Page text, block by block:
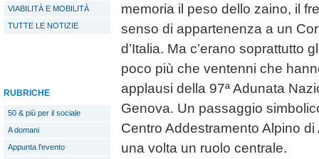
VIABILITÀ E MOBILITÀ
TUTTE LE NOTIZIE
RUBRICHE
50 & più per il sociale
A domani
Appunta l'evento
memoria il peso dello zaino, il
senso di appartenenza a un
d’Italia. Ma c’erano soprattutto
poco più che ventenni che
applausi della 97ª Adunata
Genova. Un passaggio
Centro Addestramento Alpino
una volta un ruolo centrale.